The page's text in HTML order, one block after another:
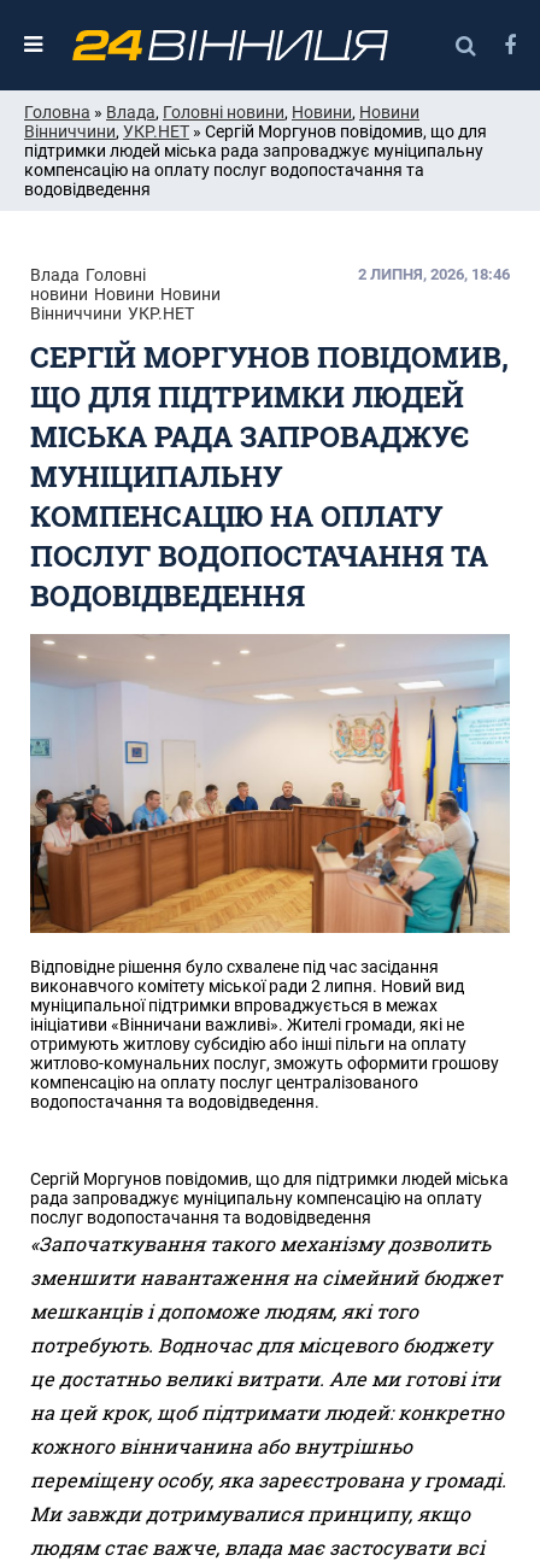
Головна » Влада, Головні новини, Новини, Новини
Вінниччини, УКР.НЕТ » Сергій Моргунов повідомив, що для
підтримки людей міська рада запроваджує муніципальну
компенсацію на оплату послуг водопостачання та
водовідведення
Влада Головні
новини Новини Новини
Вінниччини УКР.НЕТ
2 ЛИПНЯ, 2026, 18:46
СЕРГІЙ МОРГУНОВ ПОВІДОМИВ,
ЩО ДЛЯ ПІДТРИМКИ ЛЮДЕЙ
МІСЬКА РАДА ЗАПРОВАДЖУЄ
МУНІЦИПАЛЬНУ
КОМПЕНСАЦІЮ НА ОПЛАТУ
ПОСЛУГ ВОДОПОСТАЧАННЯ ТА
ВОДОВІДВЕДЕННЯ
Відповідне рішення було схвалене під час засідання
виконавчого комітету міської ради 2 липня. Новий вид
муніципальної підтримки впроваджується в межах
ініціативи «Вінничани важливі». Жителі громади, які не
отримують житлову субсидію або інші пільги на оплату
житлово-комунальних послуг, зможуть оформити грошову
компенсацію на оплату послуг централізованого
водопостачання та водовідведення.
Сергій Моргунов повідомив, що для підтримки людей міська
рада запроваджує муніципальну компенсацію на оплату
послуг водопостачання та водовідведення
«Започаткування такого механізму дозволить
зменшити навантаження на сімейний бюджет
мешканців і допоможе людям, які того
потребують. Водночас для місцевого бюджету
це достатньо великі витрати. Але ми готові іти
на цей крок, щоб підтримати людей: конкретно
кожного вінничанина або внутрішньо
переміщену особу, яка зареєстрована у громаді.
Ми завжди дотримувалися принципу, якщо
людям стає важче, влада має застосувати всі